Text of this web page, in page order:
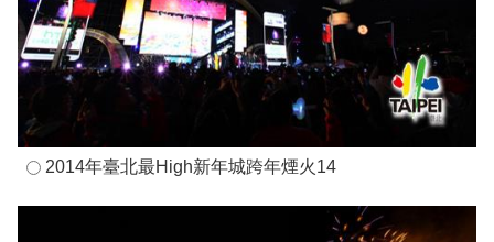
2014年臺北最High新年城跨年煙火14